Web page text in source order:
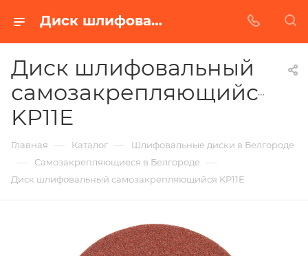
Диск шлифовальный самозакрепляющийся KP11E в Белгороде | Купить по недорогой цене от Абразивного Завода
Диск шлифовальный
самозакрепляющийся
KP11E
Главная — Каталог — Шлифовальные диски в Белгороде
— Самозакрепляющиеся в Белгороде —
Диск шлифовальный самозакрепляющийся KP11E